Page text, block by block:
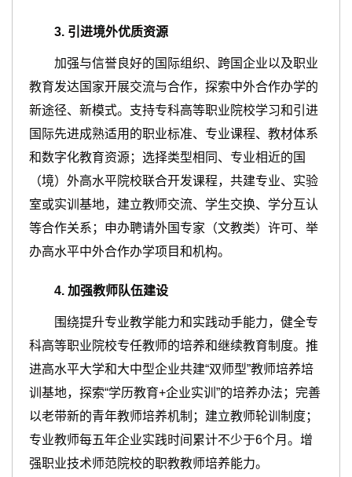
3.引进境外优质资源
加强与信誉良好的国际组织、跨国企业以及职业
教育发达国家开展交流与合作，探索中外合作办学的
新途径、新模式。支持专科高等职业院校学习和引进
国际先进成熟适用的职业标准、专业课程、教材体系
和数字化教育资源；选择类型相同、专业相近的国
（境）外高水平院校联合开发课程，共建专业、实验
室或实训基地，建立教师交流、学生交换、学分互认
等合作关系；申办聘请外国专家（文教类）许可、举
办高水平中外合作办学项目和机构。
4.加强教师队伍建设
围绕提升专业教学能力和实践动手能力，健全专
科高等职业院校专任教师的培养和继续教育制度。推
进高水平大学和大中型企业共建“双师型”教师培养培
训基地，探索“学历教育+企业实训”的培养办法；完善
以老带新的青年教师培养机制；建立教师轮训制度；
专业教师每五年企业实践时间累计不少于6个月。增
强职业技术师范院校的职教教师培养能力。